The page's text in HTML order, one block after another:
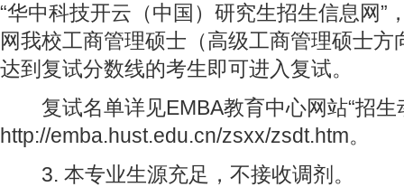
“华中科技开云（中国）研究生招生信息网”
网我校工商管理硕士（高级工商管理硕士方
达到复试分数线的考生即可进入复试。
复试名单详见EMBA教育中心网站“招生
http://emba.hust.edu.cn/zsxx/zsdt.htm。
3. 本专业生源充足，不接收调剂。